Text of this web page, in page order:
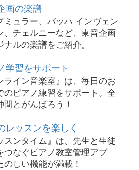
画の楽譜
ミュラー、バッハ インヴェン
、チェルニーなど、東音企画
ナルの楽譜をご紹介。
学習をサポート
ライン音楽室』は、毎日のお
のピアノ練習をサポート。全
間とがんばろう！
レッスンを楽しく
スンタイム』は、先生と生徒
つなぐピアノ教室管理アプ
のしい機能が満載！